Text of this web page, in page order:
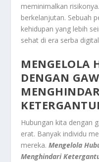
meminimalkan
berkelanjutan. Sebuah
kehidupan yang lebih
sehat di era serba
MENGELOLA
DENGAN
Hubungan kita dengan
erat. Banyak individu
mereka.Mengelola
Menghindari